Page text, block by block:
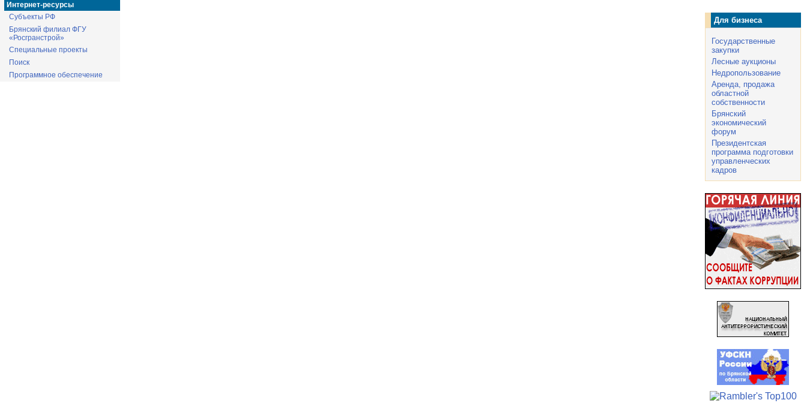
Интернет-ресурсы
Субъекты РФ
Брянский филиал ФГУ
«Росгранстрой»
Специальные проекты
Поиск
Программное обеспечение
Для бизнеса
Государственные
закупки
Лесные аукционы
Недропользование
Аренда, продажа
областной
собственности
Брянский
экономический
форум
Президентская
программа подготовки
управленческих
кадров